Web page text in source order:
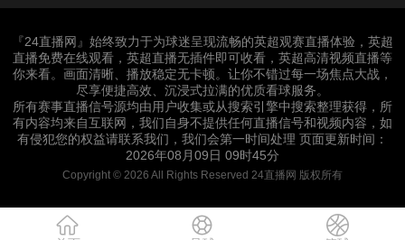
『24直播网』始终致力于为球迷呈现流畅的英超观赛直播体验，英超
直播免费在线观看，英超直播无插件即可收看，英超高清视频直播等
你来看。画面清晰、播放稳定无卡顿。让你不错过每一场焦点大战，
尽享便捷高效、沉浸式拉满的优质看球服务。
所有赛事直播信号源均由用户收集或从搜索引擎中搜索整理获得，所
有内容均来自互联网，我们自身不提供任何直播信号和视频内容，如
有侵犯您的权益请联系我们，我们会第一时间处理 页面更新时间：
2026年08月09日 09时45分
Copyright © 2026 All Rights Reserved 24直播网 版权所有